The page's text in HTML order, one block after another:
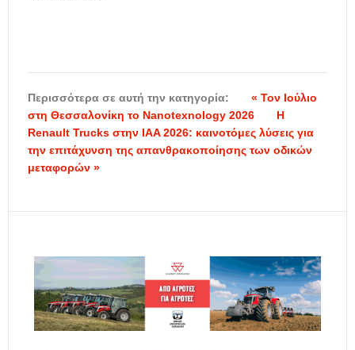
Περισσότερα σε αυτή την κατηγορία:
« Τον Ιούλιο
στη Θεσσαλονίκη το Nanotexnology 2026
Η
Renault Trucks στην IAA 2026: καινοτόμες λύσεις για
την επιτάχυνση της απανθρακοποίησης των οδικών
μεταφορών »